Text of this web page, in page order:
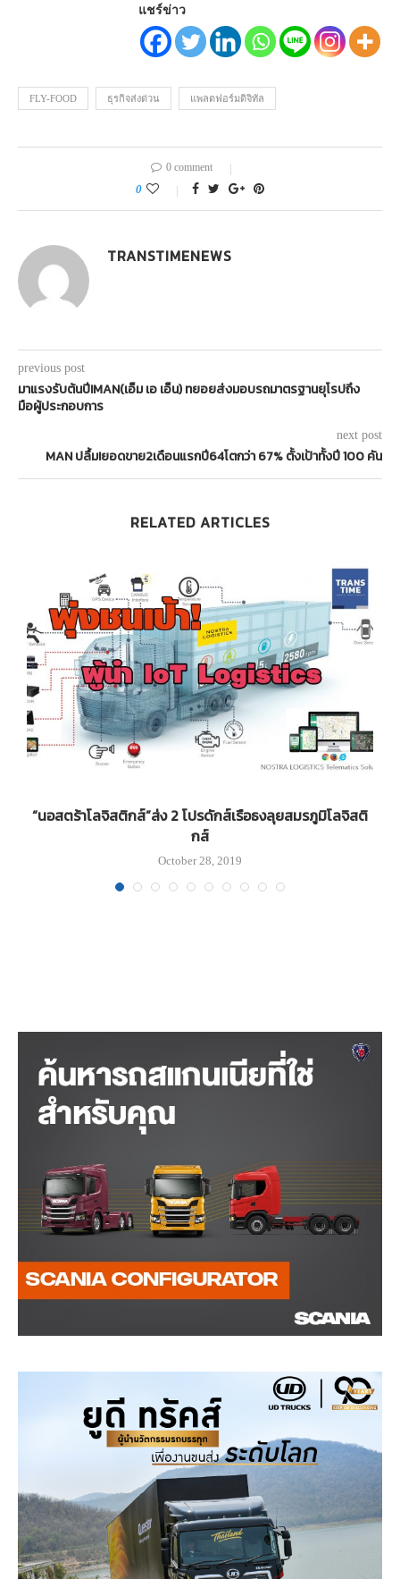
แชร์ข่าว
FLY-FOOD ธุรกิจส่งด่วน แพลตฟอร์มดิจิทัล
0 comment
0
TRANSTIMENEWS
previous post
มาแรงรับต้นปี!MAN(เอ็ม เอ เอ็น) ทยอยส่งมอบรถมาตรฐานยุโรปถึง
มือผู้ประกอบการ
next post
MAN ปลื้ม!ยอดขาย2เดือนแรกปี64โตกว่า 67% ตั้งเป้าทั้งปี 100 คัน
RELATED ARTICLES
“นอสตร้าโลจิสติกส์”ส่ง 2 โปรดักส์เรือธงลุยสมรภูมิโลจิสติ
กส์
October 28, 2019